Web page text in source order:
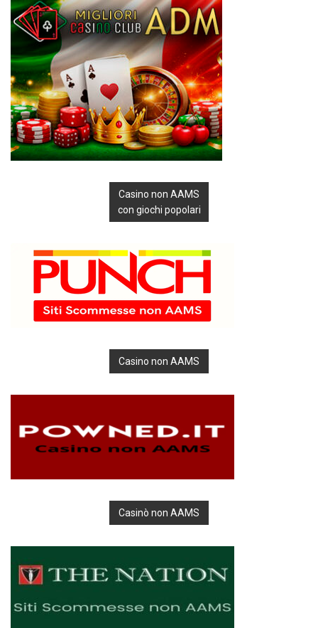
Casino non AAMS
con giochi popolari
Casino non AAMS
Casinò non AAMS